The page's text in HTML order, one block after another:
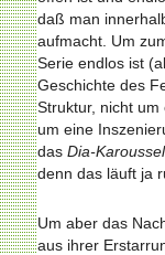
daß man
aufmacht. Um
Serie endlos ist
Geschichte des
Struktur, nicht
um eine
dasDia-
denn das läuft ja
Um aber das
aus ihrer